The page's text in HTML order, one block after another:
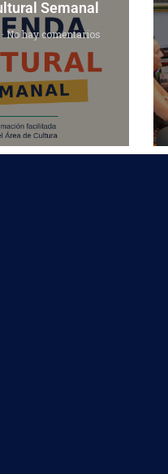
Semanal
No hay comentarios